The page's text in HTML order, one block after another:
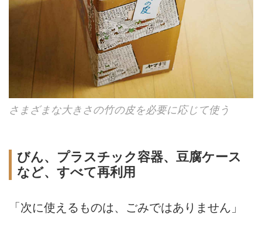
さまざまな大きさの竹の皮を必要に応じて使う
びん、プラスチック容器、豆腐ケース
など、すべて再利用
「次に使えるものは、ごみではありません」